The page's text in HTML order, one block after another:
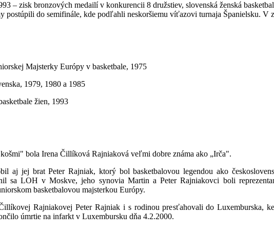
– zisk bronzových medailí v konkurencii 8 družstiev, slovenská ženská
postúpili do semifinále, kde podľahli neskoršiemu víťazovi turnaja Španielsku. V
Majsterky Európy v basketbale, 1975
1979, 1980 a 1985
žien, 1993
bola Irena Čillíková Rajniaková veľmi dobre známa ako „Irča".
aj jej brat Peter Rajniak, ktorý bol basketbalovou legendou ako
sa LOH v Moskve, jeho synovia Martin a Peter Rajniakovci boli
basketbalovou majsterkou Európy.
Rajniakovej Peter Rajniak i s rodinou presťahovali do Luxemburska,
úmrtie na infarkt v Luxembursku dňa 4.2.2000.